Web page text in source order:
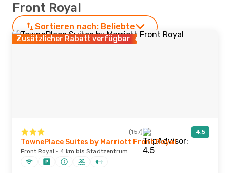
Front Royal
Sortieren nach: Beliebte
Zusätzlicher Rabatt verfügbar
(157) 4,5
TownePlace Suites by Marriott Front Royal
Front Royal · 4 km bis Stadtzentrum